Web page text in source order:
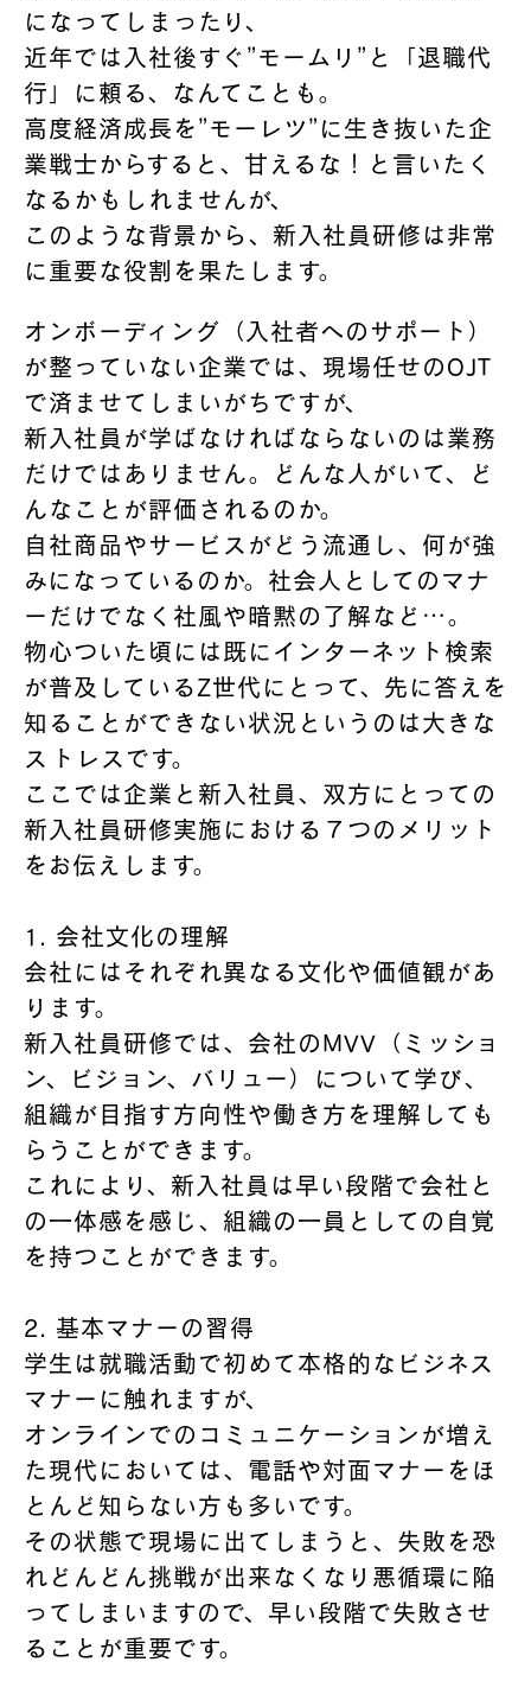
になってしまったり、
近年では入社後すぐ”モームリ”と「退職代
行」に頼る、なんてことも。
高度経済成長を”モーレツ”に生き抜いた企
業戦士からすると、甘えるな！と言いたく
なるかもしれませんが、
このような背景から、新入社員研修は非常
に重要な役割を果たします。
オンボーディング（入社者へのサポート）
が整っていない企業では、現場任せのOJT
で済ませてしまいがちですが、
新入社員が学ばなければならないのは業務
だけではありません。どんな人がいて、ど
んなことが評価されるのか。
自社商品やサービスがどう流通し、何が強
みになっているのか。社会人としてのマナ
ーだけでなく社風や暗黙の了解など…。
物心ついた頃には既にインターネット検索
が普及しているZ世代にとって、先に答えを
知ることができない状況というのは大きな
ストレスです。
ここでは企業と新入社員、双方にとっての
新入社員研修実施における７つのメリット
をお伝えします。
1. 会社文化の理解
会社にはそれぞれ異なる文化や価値観があ
ります。
新入社員研修では、会社のMVV（ミッショ
ン、ビジョン、バリュー）について学び、
組織が目指す方向性や働き方を理解しても
らうことができます。
これにより、新入社員は早い段階で会社と
の一体感を感じ、組織の一員としての自覚
を持つことができます。
2. 基本マナーの習得
学生は就職活動で初めて本格的なビジネス
マナーに触れますが、
オンラインでのコミュニケーションが増え
た現代においては、電話や対面マナーをほ
とんど知らない方も多いです。
その状態で現場に出てしまうと、失敗を恐
れどんどん挑戦が出来なくなり悪循環に陥
ってしまいますので、早い段階で失敗させ
ることが重要です。